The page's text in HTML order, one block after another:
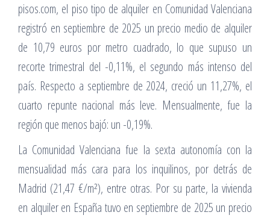
pisos.com, el piso tipo de alquiler en Comunidad Valenciana
registró en septiembre de 2025 un precio medio de alquiler
de 10,79 euros por metro cuadrado, lo que supuso un
recorte trimestral del -0,11%, el segundo más intenso del
país. Respecto a septiembre de 2024, creció un 11,27%, el
cuarto repunte nacional más leve. Mensualmente, fue la
región que menos bajó: un -0,19%.
La Comunidad Valenciana fue la sexta autonomía con la
mensualidad más cara para los inquilinos, por detrás de
Madrid (21,47 €/m²), entre otras. Por su parte, la vivienda
en alquiler en España tuvo en septiembre de 2025 un precio